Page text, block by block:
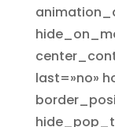
last=»no»